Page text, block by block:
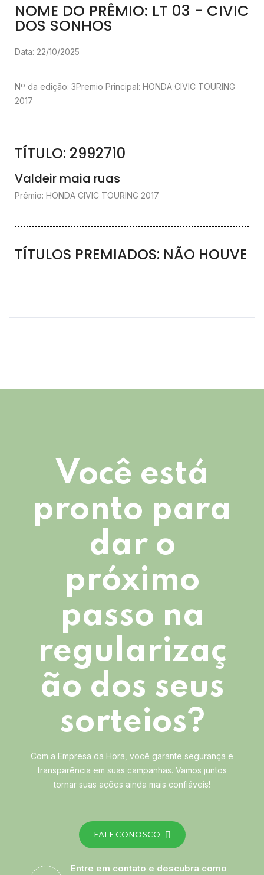
NOME DO PRÊMIO: LT 03 - CIVIC
DOS SONHOS
Data: 22/10/2025
Nº da edição: 3Premio Principal: HONDA CIVIC TOURING
2017
TÍTULO: 2992710
Valdeir maia ruas
Prêmio: HONDA CIVIC TOURING 2017
TÍTULOS PREMIADOS: NÃO HOUVE
Você está
pronto para
dar o
próximo
passo na
regularizaç
ão dos seus
sorteios?
Com a Empresa da Hora, você garante segurança e
transparência em suas campanhas. Vamos juntos
tornar suas ações ainda mais confiáveis!
FALE CONOSCO
Entre em contato e descubra como